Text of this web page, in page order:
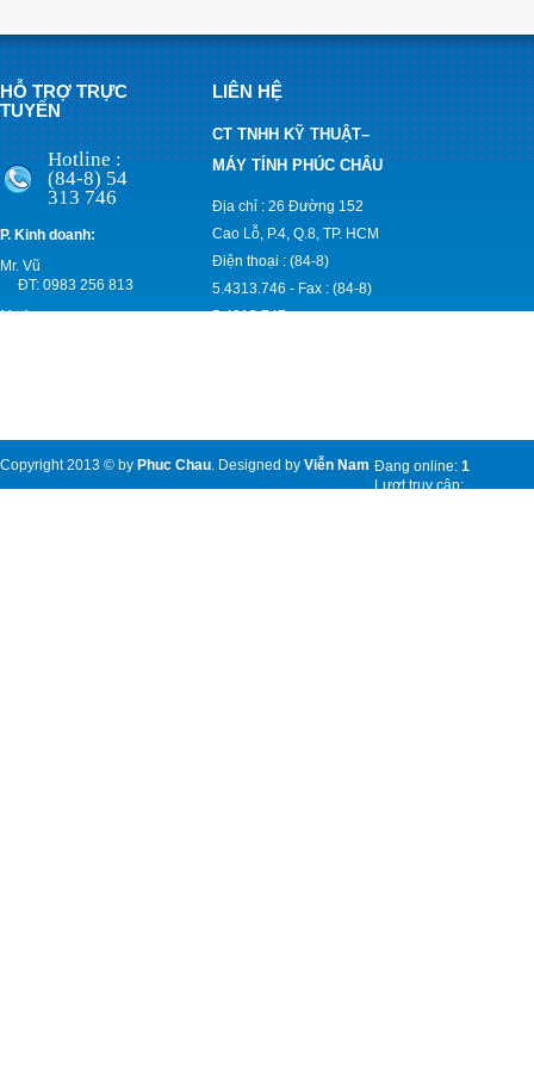
HỖ TRỢ TRỰC
TUYẾN
Hotline :
(84-8) 54
313 746
P. Kinh doanh:
Mr. Vũ
ĐT: 0983 256 813
Mr. An
LIÊN HỆ
CT TNHH KỸ THUẬT–
MÁY TÍNH PHÚC CHÂU
Địa chỉ : 26 Đường 152
Cao Lỗ, P.4, Q.8, TP. HCM
Điện thoại : (84-8)
5.4313.746- Fax : (84-8)
5.4313.747
Copyright 2013 © by Phuc Chau. Designed by Viễn Nam Đang online: 1
Lượt truy cập: